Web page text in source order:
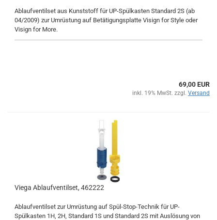
Ablaufventilset aus Kunststoff für UP-Spülkasten Standard 2S (ab
04/2009) zur Umrüstung auf Betätigungsplatte Visign for Style oder
Visign for More.
69,00 EUR
inkl. 19% MwSt. zzgl. Versand
Viega Ablaufventilset, 462222
Ablaufventilset zur Umrüstung auf Spül-Stop-Technik für UP-
Spülkasten 1H, 2H, Standard 1S und Standard 2S mit Auslösung von